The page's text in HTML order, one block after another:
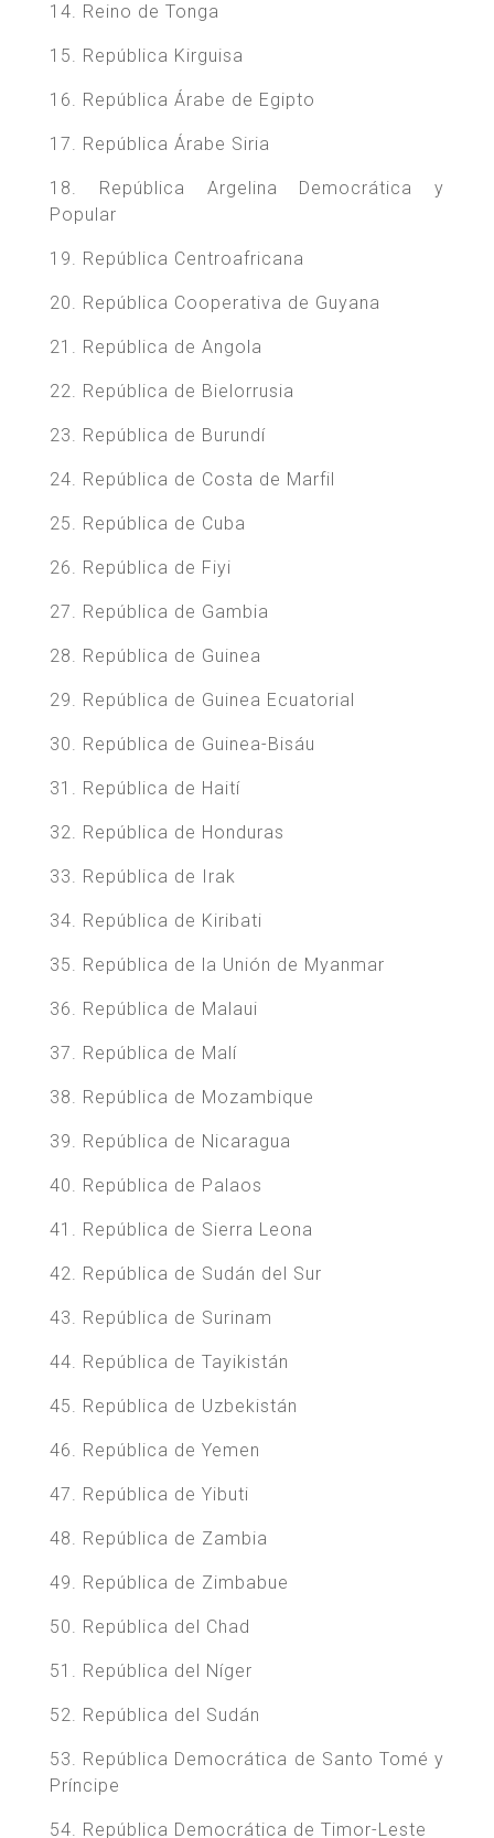
14. Reino de Tonga
15. República Kirguisa
16. República Árabe de Egipto
17. República Árabe Siria
18. República Argelina Democrática y
Popular
19. República Centroafricana
20. República Cooperativa de Guyana
21. República de Angola
22. República de Bielorrusia
23. República de Burundí
24. República de Costa de Marfil
25. República de Cuba
26. República de Fiyi
27. República de Gambia
28. República de Guinea
29. República de Guinea Ecuatorial
30. República de Guinea-Bisáu
31. República de Haití
32. República de Honduras
33. República de Irak
34. República de Kiribati
35. República de la Unión de Myanmar
36. República de Malaui
37. República de Malí
38. República de Mozambique
39. República de Nicaragua
40. República de Palaos
41. República de Sierra Leona
42. República de Sudán del Sur
43. República de Surinam
44. República de Tayikistán
45. República de Uzbekistán
46. República de Yemen
47. República de Yibuti
48. República de Zambia
49. República de Zimbabue
50. República del Chad
51. República del Níger
52. República del Sudán
53. República Democrática de Santo Tomé y
Príncipe
54. República Democrática de Timor-Leste